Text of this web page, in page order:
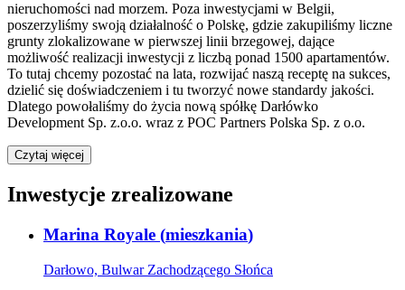
nieruchomości nad morzem. Poza inwestycjami w Belgii,
poszerzyliśmy swoją działalność o Polskę, gdzie zakupiliśmy liczne
grunty zlokalizowane w pierwszej linii brzegowej, dające
możliwość realizacji inwestycji z liczbą ponad 1500 apartamentów.
To tutaj chcemy pozostać na lata, rozwijać naszą receptę na sukces,
dzielić się doświadczeniem i tu tworzyć nowe standardy jakości.
Dlatego powołaliśmy do życia nową spółkę Darłówko
Development Sp. z.o.o. wraz z POC Partners Polska Sp. z o.o.
Czytaj więcej
Inwestycje zrealizowane
Marina Royale (mieszkania)
Darłowo, Bulwar Zachodzącego Słońca